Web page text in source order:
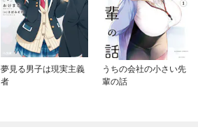
夢見る男子は現実主義
者
うちの会社の小さい先
輩の話